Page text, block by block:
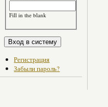
Fill in the blank
Регистрация
Забыли пароль?